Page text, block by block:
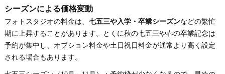
シーズンによる価格変動
フォトスタジオの料金は、 七五三や入学・卒業シーズンなどの繁忙
期に上昇することがあります。とくに秋の七五三や春の卒業記念は
予約が集中し、オプション料金や土日祝日料金が通常より高く設定
される場合もあります。